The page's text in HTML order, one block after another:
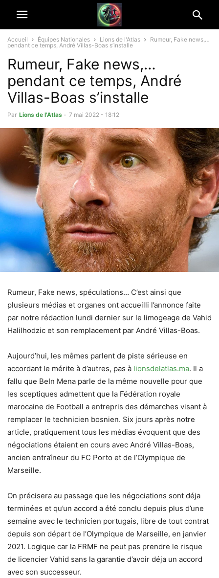
Accueil Équipes Nationales Lions de l'Atlas
Rumeur, Fake news,…
pendant ce temps, André Villas-Boas s’installe
Rumeur, Fake news,…
pendant ce temps, André
Villas-Boas s’installe
Par Lions de l'Atlas - 7 mai 2022 - 18:12
Rumeur, Fake news, spéculations… C’est ainsi que
plusieurs médias et organes ont accueilli l’annonce faite
par notre rédaction lundi dernier sur le limogeage de Vahid
Halilhodzic et son remplacement par André Villas-Boas.
Aujourd’hui, les mêmes parlent de piste sérieuse en
accordant le mérite à d’autres, pas à lionsdelatlas.ma. Il a
fallu que BeIn Mena parle de la même nouvelle pour que
les sceptiques admettent que la Fédération royale
marocaine de Football a entrepris des démarches visant à
remplacer le technicien bosnien. Six jours après notre
article, pratiquement tous les médias évoquent que des
négociations étaient en cours avec André Villas-Boas,
ancien entraîneur du FC Porto et de l’Olympique de
Marseille.
On précisera au passage que les négociations sont déja
terminées et qu’un accord a été conclu depuis plus d’une
semaine avec le technicien portugais, libre de tout contrat
depuis son départ de l’Olympique de Marseille, en janvier
2021. Logique car la FRMF ne peut pas prendre le risque
de licencier Vahid sans la garantie d’avoir déja un accord
avec son successeur.